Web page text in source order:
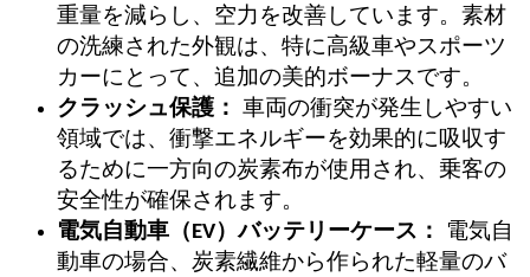
重量を減らし、空力を改善しています。素材
の洗練された外観は、特に高級車やスポーツ
カーにとって、追加の美的ボーナスです。
クラッシュ保護：
車両の衝突が発生しやすい
領域では、衝撃エネルギーを効果的に吸収す
るために一方向の炭素布が使用され、乗客の
安全性が確保されます。
電気自動車（EV）バッテリーケース：
電気自
動車の場合、炭素繊維から作られた軽量のバ